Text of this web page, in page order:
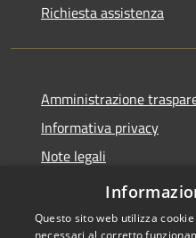
Richiesta assistenza
Amministrazione
Informativa privacy
Note legali
Dichiarazione di
Questo sito web utilizza
necessari al corretto